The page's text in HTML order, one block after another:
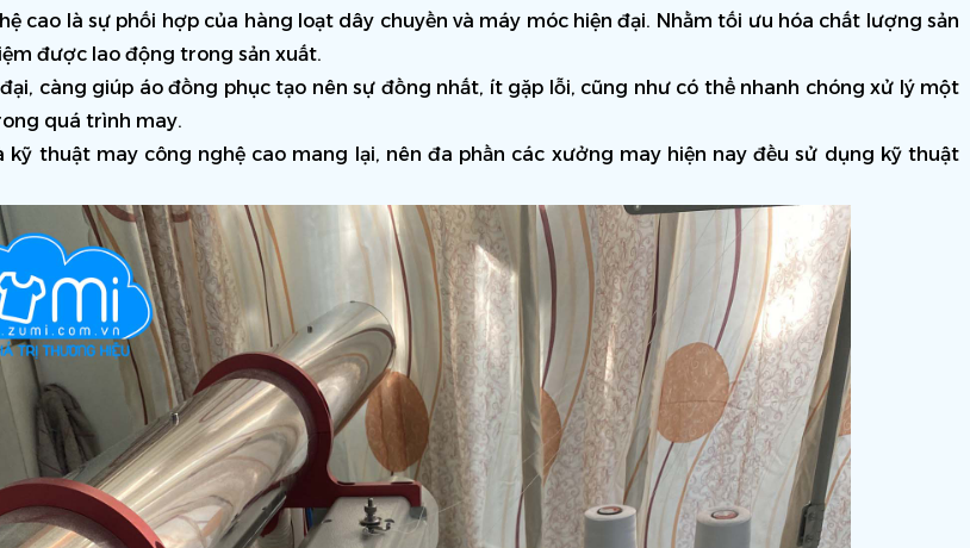
cao là sự phối hợp của hàng loạt dây chuyền và máy móc hiện đại. Nhằm tối ưu hóa chất lượng sản
được lao động trong sản xuất.
càng giúp áo đồng phục tạo nên sự đồng nhất, ít gặp lỗi, cũng như có thể nhanh chóng xử lý một
quá trình may.
kỹ thuật may công nghệ cao mang lại, nên đa phần các xưởng may hiện nay đều sử dụng kỹ thuật